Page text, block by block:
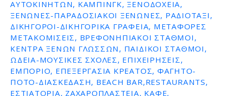
ΑΥΤΟΚΙΝΉΤΩΝ, ΚΆΜΠΙΝΓΚ, ΞΕΝΟΔΟΧΕΊΑ,
ΞΕΝΏΝΕΣ-ΠΑΡΑΔΟΣΙΑΚΟΊ ΞΕΝΏΝΕΣ, ΡΑΔΙΟΤΑΞΊ,
ΔΙΚΗΓΌΡΟΙ-ΔΙΚΗΓΟΡΙΚΆ ΓΡΑΦΕΊΑ, ΜΕΤΑΦΟΡΈΣ
ΜΕΤΑΚΟΜΊΣΕΙΣ, ΒΡΕΦΟΝΗΠΙΑΚΟΊ ΣΤΑΘΜΟΊ,
ΚΈΝΤΡΑ ΞΈΝΩΝ ΓΛΩΣΣΏΝ, ΠΑΙΔΙΚΟΊ ΣΤΑΘΜΟΊ,
ΩΔΕΊΑ-ΜΟΥΣΙΚΈΣ ΣΧΟΛΈΣ, ΕΠΙΧΕΙΡΉΣΕΙΣ,
ΕΜΠΌΡΙΟ, ΕΠΕΞΕΡΓΑΣΊΑ ΚΡΈΑΤΟΣ, ΦΑΓΗΤΌ-
ΠΟΤΌ-ΔΙΑΣΚΈΔΑΣΗ, BEACH BAR,RESTAURANTS,
ΕΣΤΙΑΤΌΡΙΑ, ΖΑΧΑΡΟΠΛΑΣΤΕΊΑ, ΚΑΦΈ,